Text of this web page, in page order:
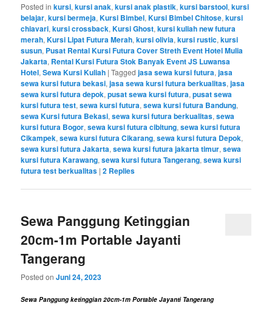
Posted in kursi,kursi anak,kursi anak plastik,kursi barstool,kursi
belajar,kursi bermeja,Kursi Bimbel,Kursi Bimbel Chitose,kursi
chiavari,kursi crossback,Kursi Ghost,kursi kuliah new futura
merah,Kursi Lipat Futura Merah,kursi olivia,kursi rustic,kursi
susun, Pusat Rental Kursi Futura Cover Streth Event Hotel Mulia
Jakarta, Rental Kursi Futura Stok Banyak Event JS Luwansa
Hotel,Sewa Kursi Kuliah |Tagged jasa sewa kursi futura,jasa
sewa kursi futura bekasi,jasa sewa kursi futura berkualitas,jasa
sewa kursi futura depok,pusat sewa kursi futura,pusat sewa
kursi futura test,sewa kursi futura,sewa kursi futura Bandung,
sewa Kursi futura Bekasi,sewa kursi futura berkualitas,sewa
kursi futura Bogor,sewa kursi futura cibitung,sewa kursi futura
Cikampek,sewa kursi futura Cikarang,sewa kursi futura Depok,
sewa kursi futura Jakarta,sewa kursi futura jakarta timur,sewa
kursi futura Karawang,sewa kursi futura Tangerang,sewa kursi
futura test berkualitas |2 Replies
Sewa Panggung Ketinggian
20cm-1m Portable Jayanti
Tangerang
Posted onJuni 24, 2023
Sewa Panggung ketinggian 20cm-1m Portable Jayanti Tangerang